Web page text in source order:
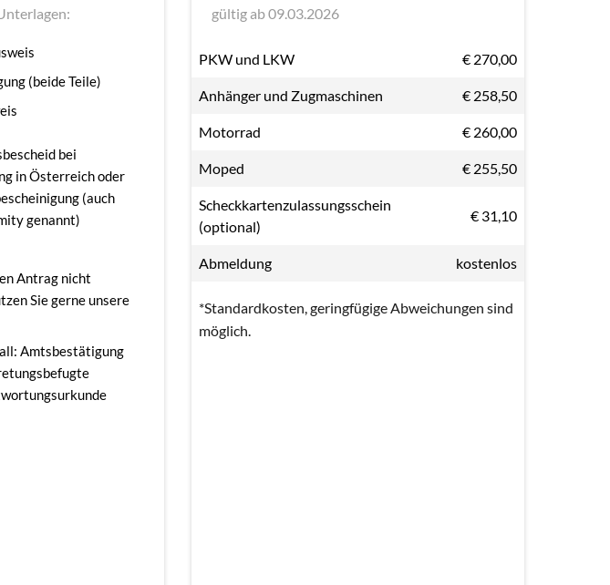
(beide Teile)
bei
in Österreich oder
(auch
genannt)
Antrag nicht
Sie gerne unsere
Amtsbestätigung
gültig ab 09.03.2026
PKW und LKW € 270,00
Anhänger und Zugmaschinen € 258,50
Motorrad € 260,00
Moped € 255,50
Scheckkartenzulassungsschein
(optional)
€ 31,10
Abmeldung kostenlos
*Standardkosten, geringfügige Abweichungen sind
möglich.